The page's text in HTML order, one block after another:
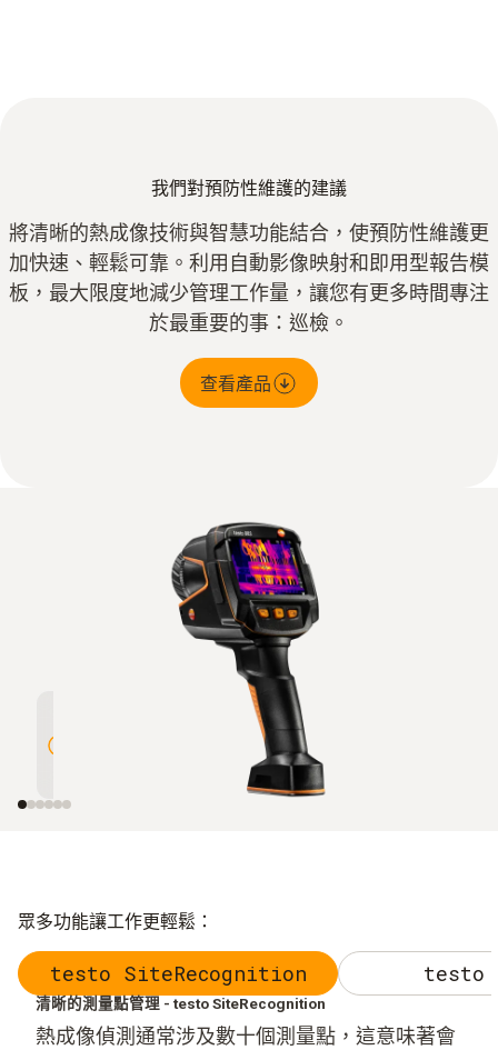
我們對預防性維護的建議
將清晰的熱成像技術與智慧功能結合，使預防性維護更
加快速、輕鬆可靠。利用自動影像映射和即用型報告模
板，最大限度地減少管理工作量，讓您有更多時間專注
於最重要的事：巡檢。
查看產品
高解析度 320 x 240 像素，經 testo
SuperResolution 技術擴展至 640 x
眾多功能讓工作更輕鬆：
testo SiteRecognition testo
清晰的測量點管理 - testo SiteRecognition
熱成像偵測通常涉及數十個測量點，這意味著會